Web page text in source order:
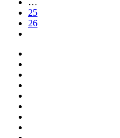
25
26